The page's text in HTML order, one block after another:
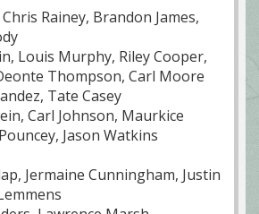
Rainey, Brandon James,
Louis Murphy, Riley Cooper,
Thompson, Carl Moore
Tate Casey
Carl Johnson, Maurkice
Jason Watkins
Jermaine Cunningham, Justin